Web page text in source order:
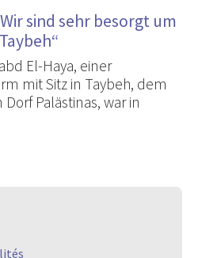
sind sehr besorgt um
El-Haya, einer
mit Sitz in Taybeh, dem
Palästinas, war in